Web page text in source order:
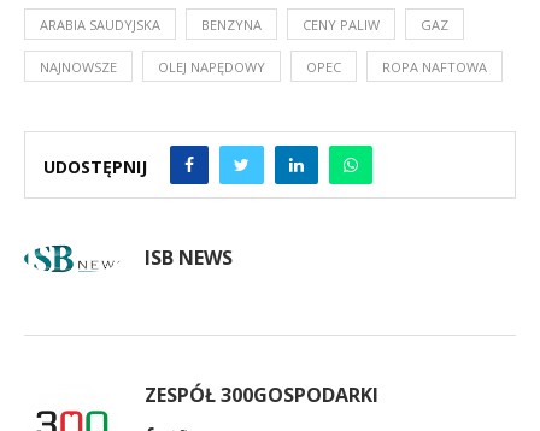
ARABIA SAUDYJSKA BENZYNA CENY PALIW GAZ
NAJNOWSZE OLEJ NAPĘDOWY OPEC ROPA NAFTOWA
UDOSTĘPNIJ
ISB NEWS
ZESPÓŁ 300GOSPODARKI